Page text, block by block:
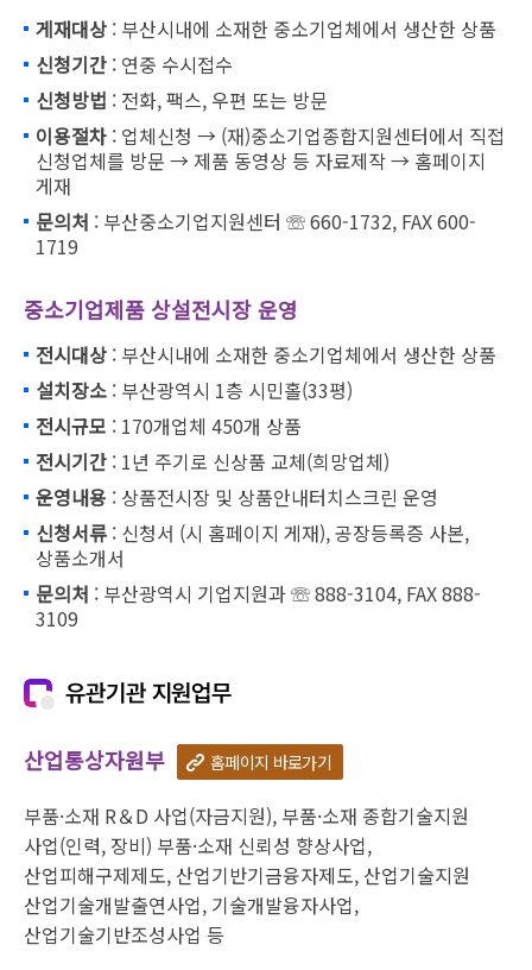
게재대상 : 부산시내에 소재한 중소기업체에서 생산한 상품
신청기간 : 연중 수시접수
신청방법 : 전화, 팩스, 우편 또는 방문
이용절차 : 업체신청 → (재)중소기업종합지원센터에서 직접
신청업체를 방문 → 제품 동영상 등 자료제작 → 홈페이지
게재
문의처 : 부산중소기업지원센터 ☏ 660-1732, FAX 600-
1719
중소기업제품 상설전시장 운영
전시대상 : 부산시내에 소재한 중소기업체에서 생산한 상품
설치장소 : 부산광역시 1층 시민홀(33평)
전시규모 : 170개업체 450개 상품
전시기간 : 1년 주기로 신상품 교체(희망업체)
운영내용 : 상품전시장 및 상품안내터치스크린 운영
신청서류 : 신청서 (시 홈페이지 게재), 공장등록증 사본,
상품소개서
문의처 : 부산광역시 기업지원과 ☏ 888-3104, FAX 888-
3109
유관기관 지원업무
산업통상자원부 홈페이지 바로가기
부품·소재 R＆D 사업(자금지원), 부품·소재 종합기술지원
사업(인력, 장비) 부품·소재 신뢰성 향상사업,
산업피해구제제도, 산업기반기금융자제도, 산업기술지원
산업기술개발출연사업, 기술개발융자사업,
산업기술기반조성사업 등